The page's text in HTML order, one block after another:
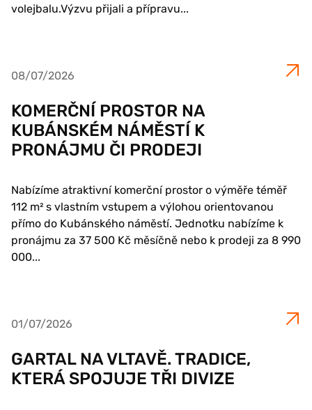
volejbalu.Výzvu přijali a přípravu...
08/07/2026
KOMERČNÍ PROSTOR NA
KUBÁNSKÉM NÁMĚSTÍ K
PRONÁJMU ČI PRODEJI
Nabízíme atraktivní komerční prostor o výměře téměř
112 m² s vlastním vstupem a výlohou orientovanou
přímo do Kubánského náměstí. Jednotku nabízíme k
pronájmu za 37 500 Kč měsíčně nebo k prodeji za 8 990
000...
01/07/2026
GARTAL NA VLTAVĚ. TRADICE,
KTERÁ SPOJUJE TŘI DIVIZE